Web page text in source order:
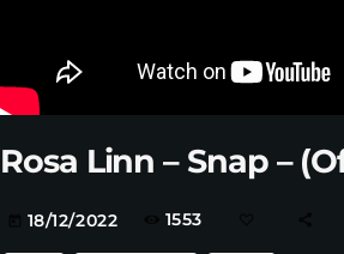
Rosa Linn – Snap –
18/12/2022 1553